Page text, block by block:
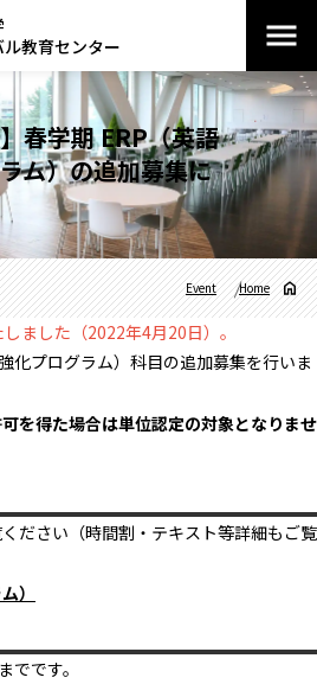
教育センター
春学期 ERP（英語
ム）の追加募集に
Home
Event
ました（2022年4月20日）。
化プログラム）科目の追加募集を行いま
を得た場合は単位認定の対象となりませ
ださい（時間割・テキスト等詳細もご覧
）
でです。